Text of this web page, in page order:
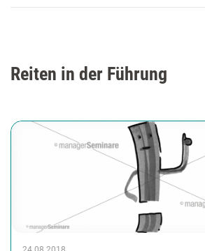
Reiten in der Führung